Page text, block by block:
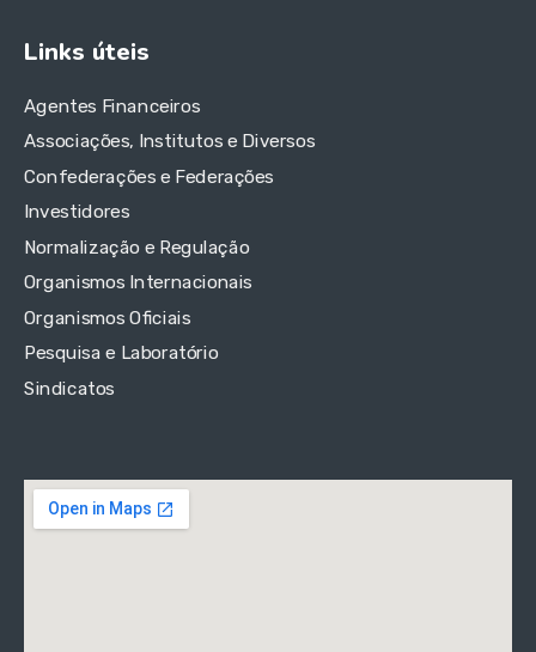
Links úteis
Agentes Financeiros
Associações, Institutos e Diversos
Confederações e Federações
Investidores
Normalização e Regulação
Organismos Internacionais
Organismos Oficiais
Pesquisa e Laboratório
Sindicatos